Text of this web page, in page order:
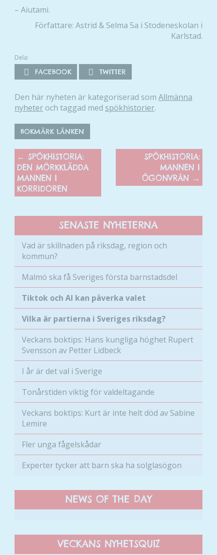
– Aiutami.
Författare: Astrid & Selma 5a i Stodeneskolan i
Karlstad.
Dela:
FACEBOOK TWITTER
Den här nyheten är kategoriserad som Allmänna
nyheter och taggad med spökhistorier.
BOKMÄRK LÄNKEN
← SPÖKHISTORIA:
DEN MÖRKKLÄDDA
MANNEN I
KORRIDOREN
SPÖKHISTORIA:
MANNEN I
ÖGONVRÅN →
SENASTE NYHETERNA
Vad är skillnaden på riksdag, region och
kommun?
Malmö ska få Sveriges första barnstadsdel
Tiktok och AI kan påverka valet
Vilka är partierna i Sveriges riksdag?
Veckans boktips: Hans kungliga höghet Rupert
Svensson av Petter Lidbeck
I år är det val i Sverige
Tonårstiden viktig för valdeltagande
Veckans boktips: Kurt är inte helt död av Sabine
Lemire
Fler unga fågelskådar
Experter tycker att barn ska ha solglasögon
NEWS OF THE DAY
VECKANS NYHETSQUIZ
anpassat innehåll
och erbjudanden.